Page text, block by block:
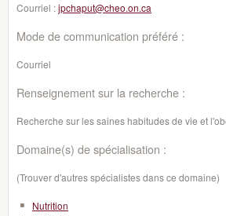
Courriel :jpchaput@cheo.on.ca
Mode de communication préféré :
Courriel
Renseignement sur la recherche :
Recherche sur les saines habitudes de vie et
Domaine(s) de spécialisation :
(Trouver d'autres spécialistes dans ce domaine)
Nutrition